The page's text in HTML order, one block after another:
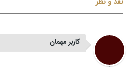
کاربر مهمان